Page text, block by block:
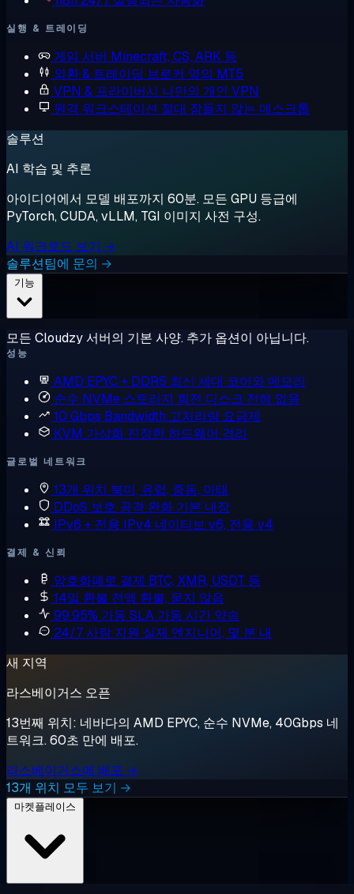
실행 & 트레이딩
게임 서버 Minecraft, CS, ARK 등
외환 & 트레이딩 브로커 옆의 MT5
VPN & 프라이버시 나만의 개인 VPN
원격 워크스테이션 절대 잠들지 않는 데스크톱
솔루션
AI 학습 및 추론
아이디어에서 모델 배포까지 60분. 모든 GPU 등급에
PyTorch, CUDA, vLLM, TGI 이미지 사전 구성.
AI 워크로드 보기 →
솔루션팀에 문의 →
모든 Cloudzy 서버의 기본 사양. 추가 옵션이 아닙니다.
성능
AMD EPYC + DDR5 최신 세대 코어와 메모리
순수 NVMe 스토리지 회전 디스크 전혀 없음
10 Gbps Bandwidth 고처리량 요금제
KVM 가상화 진정한 하드웨어 격리
글로벌 네트워크
13개 위치 북미, 유럽, 중동, 아태
DDoS 보호 공격 완화 기본 내장
IPv6 + 전용 IPv4 네이티브 v6, 전용 v4
결제 & 신뢰
암호화폐로 결제 BTC, XMR, USDT 등
14일 환불 전액 환불, 묻지 않음
99.95% 가동 SLA 가동 시간 약속
24/7 사람 지원 실제 엔지니어, 몇 분 내
새 지역
라스베이거스 오픈
13번째 위치: 네바다의 AMD EPYC, 순수 NVMe, 40Gbps 네
트워크. 60초 만에 배포.
라스베이거스에 배포 →
13개 위치 모두 보기 →